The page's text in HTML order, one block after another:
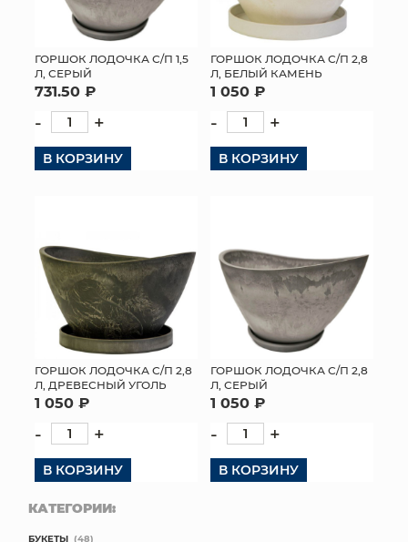
ГОРШОК ЛОДОЧКА С/П 1,5
Л, СЕРЫЙ
731.50 ₽
- +
В КОРЗИНУ
ГОРШОК ЛОДОЧКА С/П 2,8
Л, БЕЛЫЙ КАМЕНЬ
1 050 ₽
- +
В КОРЗИНУ
ГОРШОК ЛОДОЧКА С/П 2,8
Л, ДРЕВЕСНЫЙ УГОЛЬ
1 050 ₽
- +
В КОРЗИНУ
ГОРШОК ЛОДОЧКА С/П 2,8
Л, СЕРЫЙ
1 050 ₽
- +
В КОРЗИНУ
КАТЕГОРИИ:
БУКЕТЫ (48)